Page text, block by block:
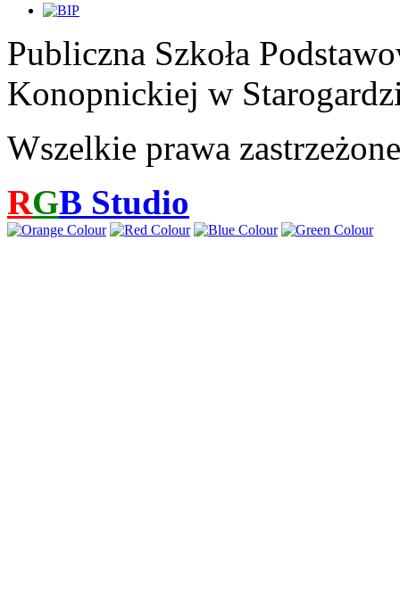
Publiczna Szkoła
Konopnickiej w
Wszelkie prawa zastrzeżone
RGB Studio